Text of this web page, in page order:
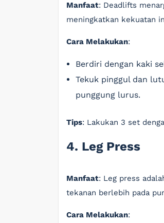
Manfaat: Deadlifts
meningkatkan kekuatan
Cara Melakukan:
Berdiri dengan kaki
Tekuk pinggul dan
punggung lurus.
Tips: Lakukan 3 set
4. Leg Press
Manfaat: Leg press
tekanan berlebih pada
Cara Melakukan: